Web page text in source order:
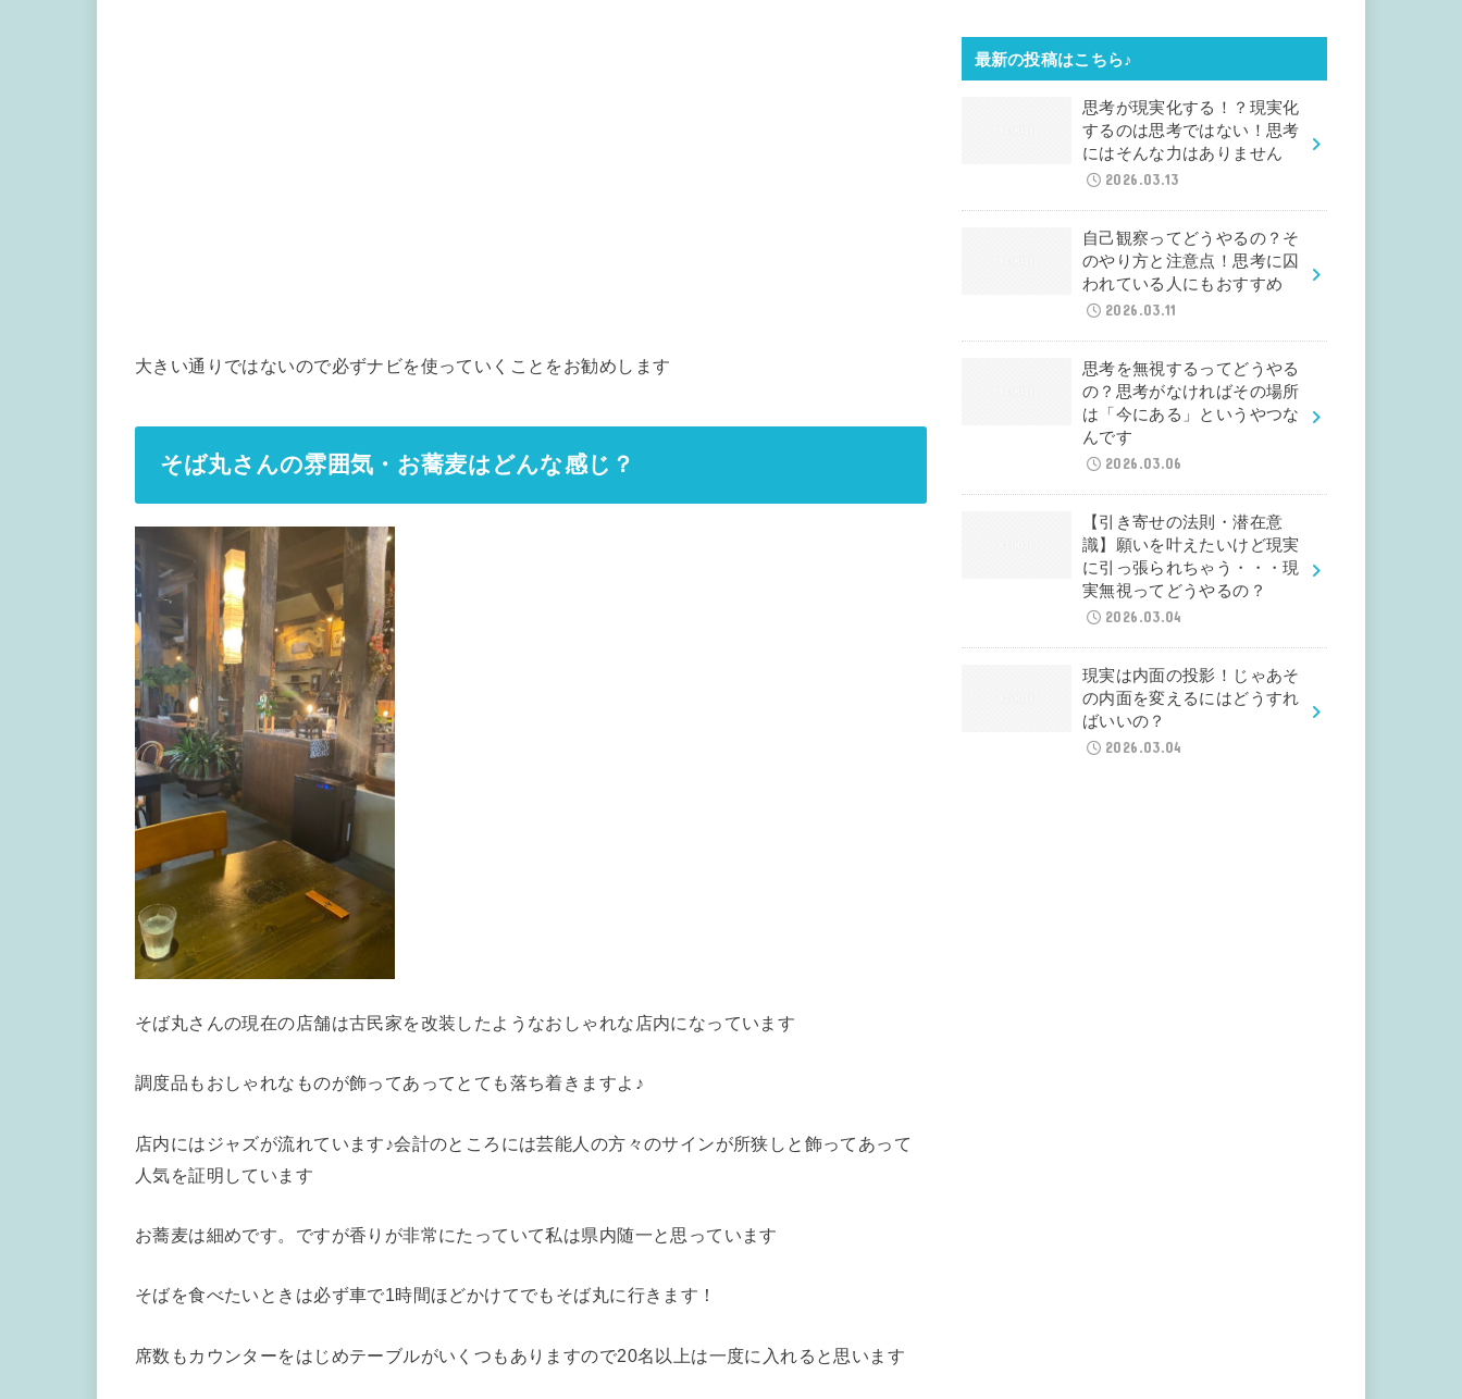
大きい通りではないので必ずナビを使っていくことをお勧めします
そば丸さんの雰囲気・お蕎麦はどんな感じ？
そば丸さんの現在の店舗は古民家を改装したようなおしゃれな店内になっています
調度品もおしゃれなものが飾ってあってとても落ち着きますよ♪
店内にはジャズが流れています♪会計のところには芸能人の方々のサインが所狭しと飾ってあって
人気を証明しています
お蕎麦は細めです。ですが香りが非常にたっていて私は県内随一と思っています
そばを食べたいときは必ず車で1時間ほどかけてでもそば丸に行きます！
席数もカウンターをはじめテーブルがいくつもありますので20名以上は一度に入れると思います
最新の投稿はこちら♪
思考が現実化する！？現実化
するのは思考ではない！思考
にはそんな力はありません
2026.03.13
自己観察ってどうやるの？そ
のやり方と注意点！思考に囚
われている人にもおすすめ
2026.03.11
思考を無視するってどうやる
の？思考がなければその場所
は「今にある」というやつな
んです
2026.03.06
【引き寄せの法則・潜在意
識】願いを叶えたいけど現実
に引っ張られちゃう・・・現
実無視ってどうやるの？
2026.03.04
現実は内面の投影！じゃあそ
の内面を変えるにはどうすれ
ばいいの？
2026.03.04